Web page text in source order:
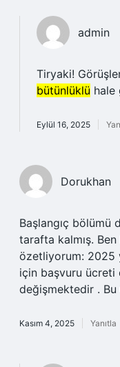
admin
Tiryaki!
bütünlüklü hale
Eylül 16, 2025
Dorukhan
Başlangıç bölümü
tarafta kalmış.
özetliyorum: 2025
için başvuru ücreti
değişmektedir . Bu
Kasım 4, 2025 Yanıtla